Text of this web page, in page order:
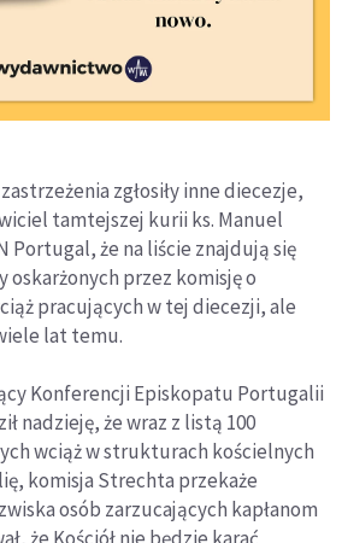
zgłosiły inne diecezje,
tamtejszej kurii ks. Manuel
Portugal, że na liście znajdują się
oskarżonych przez komisję o
pracujących w tej diecezji, ale
lat temu.
Konferencji Episkopatu Portugalii
nadzieję, że wraz z listą 100
wciąż w strukturach kościelnych
komisja Strechta przekaże
osób zarzucających kapłanom